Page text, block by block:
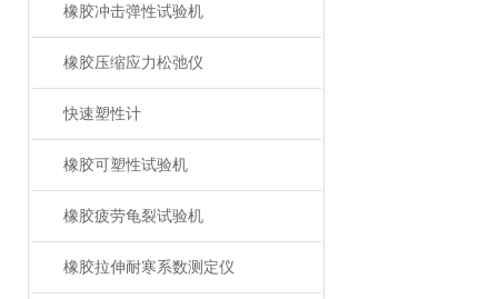
橡胶冲击弹性试验机
橡胶压缩应力松弛仪
快速塑性计
橡胶可塑性试验机
橡胶疲劳龟裂试验机
橡胶拉伸耐寒系数测定仪